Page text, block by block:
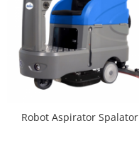
Robot Aspirator Spalator